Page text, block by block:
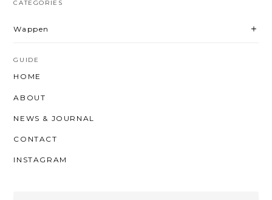
CATEGORIES
Wappen
GUIDE
HOME
ABOUT
NEWS & JOURNAL
CONTACT
INSTAGRAM